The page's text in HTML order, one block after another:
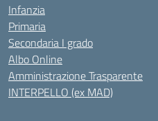
Infanzia
Primaria
Secondaria I grado
Albo Online
Amministrazione Trasparente
INTERPELLO (ex MAD)